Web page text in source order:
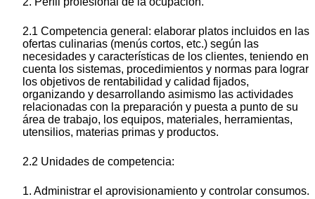
2.1 Competencia general: elaborar platos incluidos en las
ofertas culinarias (menús cortos, etc.) según las
necesidades y características de los clientes, teniendo en
cuenta los sistemas, procedimientos y normas para lograr
los objetivos de rentabilidad y calidad fijados,
organizando y desarrollando asimismo las actividades
relacionadas con la preparación y puesta a punto de su
área de trabajo, los equipos, materiales, herramientas,
utensilios, materias primas y productos.
2.2 Unidades de competencia:
1. Administrar el aprovisionamiento y controlar consumos.